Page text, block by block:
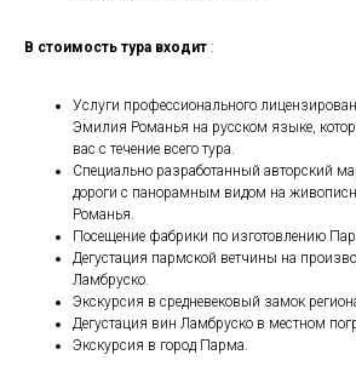
В стоимость тура входит :
Услуги профессионального
Эмилия Романья на русском языке,
вас с течение всего тура.
Специально разработанный авторский
дороги с панорамным видом на
Романья.
Посещение фабрики по изготовлению
Дегустация пармской ветчины на
Ламбруско.
Экскурсия в средневековый замок
Дегустация вин Ламбруско в местном
Экскурсия в город Парма.